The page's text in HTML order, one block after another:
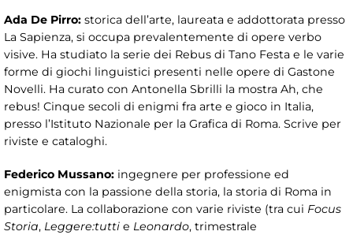
Ada De Pirro: storica dell’arte, laureata e addottorata presso
La Sapienza, si occupa prevalentemente di opere verbo
visive. Ha studiato la serie dei Rebus di Tano Festa e le varie
forme di giochi linguistici presenti nelle opere di Gastone
Novelli. Ha curato con Antonella Sbrilli la mostra Ah, che
rebus! Cinque secoli di enigmi fra arte e gioco in Italia,
presso l’Istituto Nazionale per la Grafica di Roma. Scrive per
riviste e cataloghi.
Federico Mussano: ingegnere per professione ed
enigmista con la passione della storia, la storia di Roma in
particolare. La collaborazione con varie riviste (tra cui Focus
Storia, Leggere:tutti e Leonardo, trimestrale